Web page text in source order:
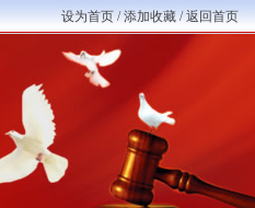
设为首页/添加收藏/返回首页